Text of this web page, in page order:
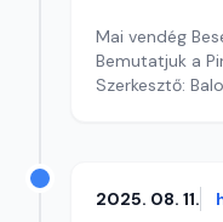
Mai vendég
Bemutatjuk a
Szerkesztő:
2025. 08. 11.